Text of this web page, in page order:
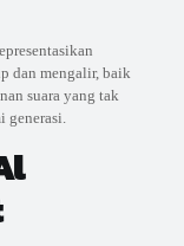
dan mengalir, baik
suara yang tak
generasi.